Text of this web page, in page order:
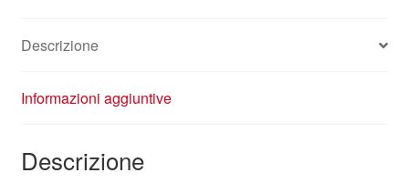
Descrizione
Informazioni aggiuntive
Descrizione